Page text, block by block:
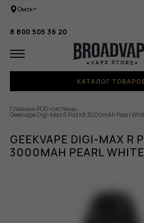
Омск
8 800 505 36 20
КАТАЛОГ
Главная-POD-системы-
Geekvape Digi-Max R Pod Kit 3000mAh Pearl
GEEKVAPE DIGI-MAX R
3000MAH PEARL WHITE